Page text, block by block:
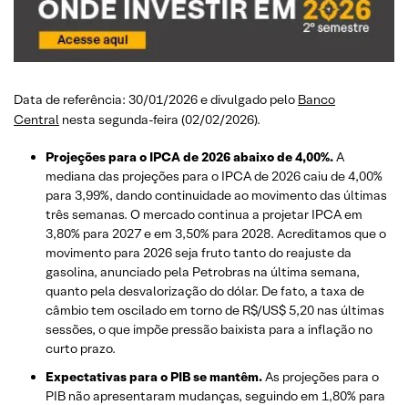
Data de referência: 30/01/2026 e divulgado pelo Banco
Central nesta segunda-feira (02/02/2026).
Projeções para o IPCA de 2026 abaixo de 4,00%.A
mediana das projeções para o IPCA de 2026 caiu de 4,00%
para 3,99%, dando continuidade ao movimento das últimas
três semanas. O mercado continua a projetar IPCA em
3,80% para 2027 e em 3,50% para 2028. Acreditamos que o
movimento para 2026 seja fruto tanto do reajuste da
gasolina, anunciado pela Petrobras na última semana,
quanto pela desvalorização do dólar. De fato, a taxa de
câmbio tem oscilado em torno de R$/US$ 5,20 nas últimas
sessões, o que impõe pressão baixista para a inflação no
curto prazo.
Expectativas para o PIB se mantêm.As projeções para o
PIB não apresentaram mudanças, seguindo em 1,80% para